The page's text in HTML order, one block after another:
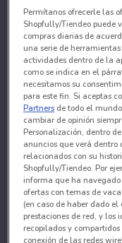
Permítanos ofrecerle las
Shopfully/Tiendeo puede
compras diarias de
una serie de
actividades dentro de la
como se indica en el
necesitamos su
para este fin. Si aceptas
Partners de todo el
cambiar de opinión
Personalización, dentro
anuncios que verá
relacionados con su
Shopfully/Tiendeo. Por
informa que ha
ofertas con temas de
(en caso de haber dado
prestaciones de red, y los
recopilados y
conexión de las redes